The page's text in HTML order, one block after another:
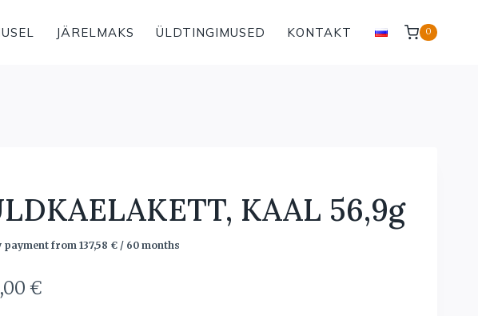
JÄRELMAKS ÜLDTINGIMUSED KONTAKT 0
KAAL 56,9g
payment from137,58 €/ 60 months
€